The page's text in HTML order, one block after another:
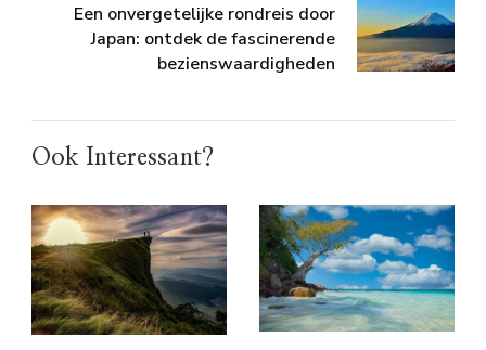
Een onvergetelijke rondreis door
Japan: ontdek de fascinerende
bezienswaardigheden
Ook Interessant?